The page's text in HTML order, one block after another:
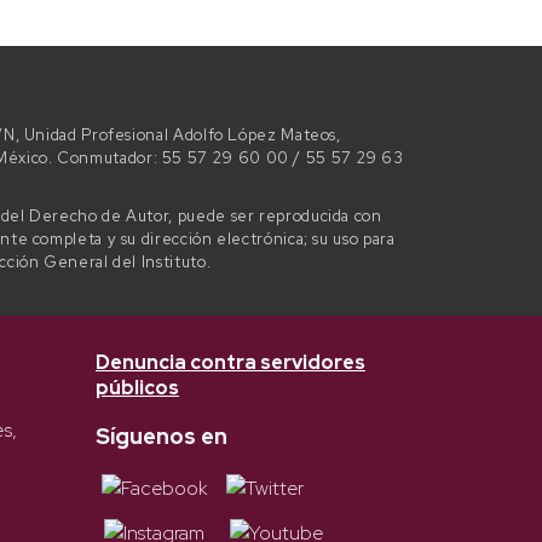
Unidad Profesional Adolfo López Mateos,
Conmutador: 55 57 29 60 00 / 55 57 29 63
Derecho de Autor, puede ser reproducida con
completa y su dirección electrónica; su uso para
General del Instituto.
Denuncia contra servidores
públicos
Síguenos en